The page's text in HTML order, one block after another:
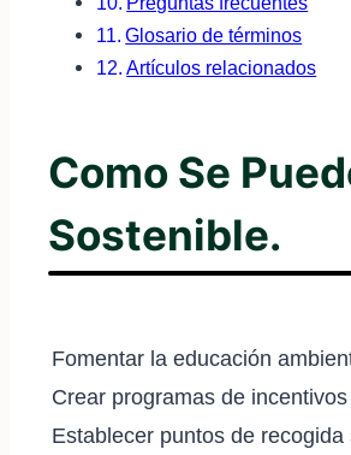
Glosario de términos
Artículos relacionados
Como Se
Sostenible.
Fomentar la educación
Crear programas de
Establecer puntos de